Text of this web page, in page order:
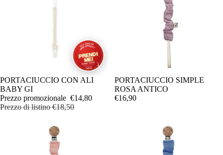
IN OFFERTA
PORTACIUCCIO CON ALI
BABY GI
Prezzo promozionale €14,80
Prezzo di listino€18,50
PORTACIUCCIO SIMPLE
ROSA ANTICO
€16,90